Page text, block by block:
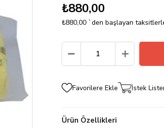
₺880,00
₺880,00 `den başlayan
Favorilere Ekle İstek
Ürün Özellikleri